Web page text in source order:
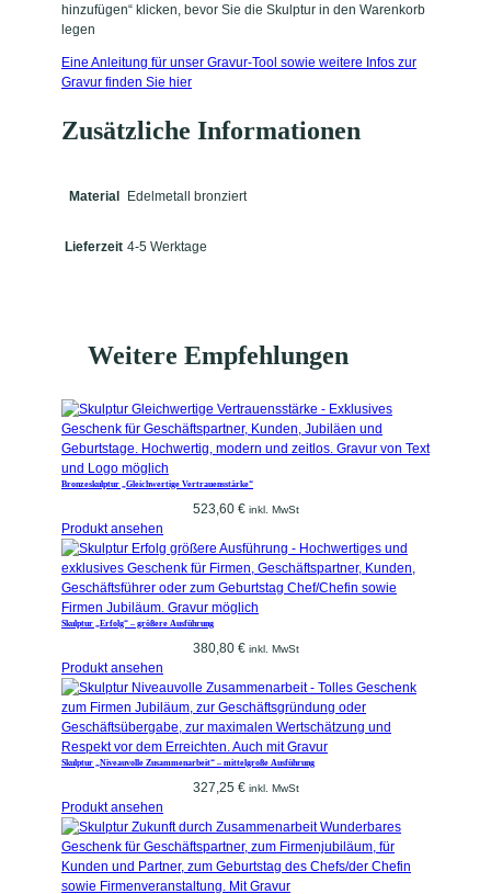
hinzufügen“ klicken, bevor Sie die Skulptur in den Warenkorb
legen
Eine Anleitung für unser Gravur-Tool sowie weitere Infos zur
Gravur finden Sie hier
Zusätzliche Informationen
Material Edelmetall bronziert
Lieferzeit 4-5 Werktage
Weitere Empfehlungen
Bronzeskulptur „Gleichwertige Vertrauensstärke“
523,60 € inkl. MwSt
Produkt ansehen
Skulptur „Erfolg“ – größere Ausführung
380,80 € inkl. MwSt
Produkt ansehen
Skulptur „Niveauvolle Zusammenarbeit“ – mittelgroße Ausführung
327,25 € inkl. MwSt
Produkt ansehen